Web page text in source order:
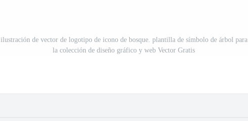
ilustración de vector de logotipo de icono de bosque. plantilla de símbolo de árbol para
la colección de diseño gráfico y web Vector Gratis